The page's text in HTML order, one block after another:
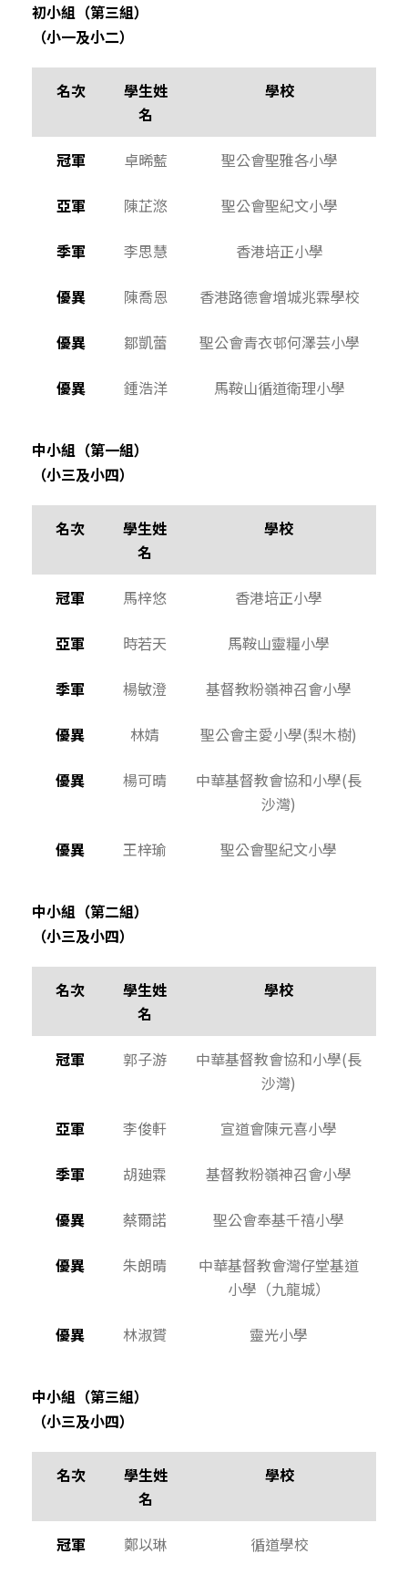
初小組（第三組）
（小一及小二）
名次
學生姓
名
學校
冠軍 卓晞藍 聖公會聖雅各小學
亞軍 陳芷滺 聖公會聖紀文小學
季軍 李思慧 香港培正小學
優異 陳喬恩 香港路德會增城兆霖學校
優異 鄒凱蕾 聖公會青衣邨何澤芸小學
優異 鍾浩洋 馬鞍山循道衛理小學
中小組（第一組）
（小三及小四）
名次
學生姓
名
學校
冠軍 馬梓悠 香港培正小學
亞軍 時若天 馬鞍山靈糧小學
季軍 楊敏澄 基督教粉嶺神召會小學
優異 林婧 聖公會主愛小學(梨木樹)
優異 楊可晴
中華基督教會協和小學(長
沙灣)
優異 王梓瑜 聖公會聖紀文小學
中小組（第二組）
（小三及小四）
名次
學生姓
名
學校
冠軍 郭子游
中華基督教會協和小學(長
沙灣)
亞軍 李俊軒 宣道會陳元喜小學
季軍 胡廸霖 基督教粉嶺神召會小學
優異 蔡爾諾 聖公會奉基千禧小學
優異 朱朗晴
中華基督教會灣仔堂基道
小學（九龍城）
優異 林淑贇 靈光小學
中小組（第三組）
（小三及小四）
名次
學生姓
名
學校
冠軍 鄭以琳 循道學校